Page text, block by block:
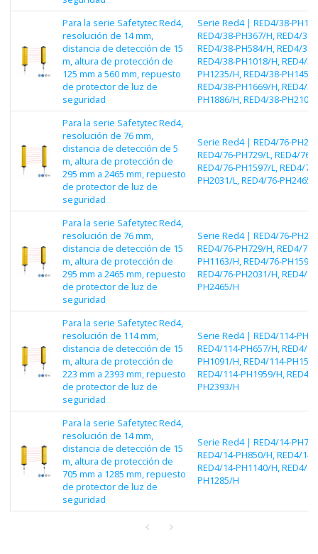
Para la serie Safetytec Red4,
resolución de 14 mm,
distancia de detección de 15
m, altura de protección de
125 mm a 560 mm, repuesto
de protector de luz de
seguridad
Serie Red4 | RED4/38-
RED4/38-PH367/H, RED4/
RED4/38-PH584/H, RED4/
RED4/38-PH1018/H, RED4/
PH1235/H, RED4/38-
RED4/38-PH1669/H, RED4/
PH1886/H, RED4/38-
Para la serie Safetytec Red4,
resolución de 76 mm,
distancia de detección de 5
m, altura de protección de
295 mm a 2465 mm, repuesto
de protector de luz de
seguridad
Serie Red4 | RED4/76-
RED4/76-PH729/L, RED4/76-
RED4/76-PH1597/L, RED4/76-
PH2031/L, RED4/76-PH2465/
Para la serie Safetytec Red4,
resolución de 76 mm,
distancia de detección de 15
m, altura de protección de
295 mm a 2465 mm, repuesto
de protector de luz de
seguridad
Serie Red4 | RED4/76-
RED4/76-PH729/H, RED4/76-
PH1163/H, RED4/76-
RED4/76-PH2031/H, RED4/
PH2465/H
Para la serie Safetytec Red4,
resolución de 114 mm,
distancia de detección de 15
m, altura de protección de
223 mm a 2393 mm, repuesto
de protector de luz de
seguridad
Serie Red4 | RED4/114-
RED4/114-PH657/H, RED4/
PH1091/H, RED4/114-
RED4/114-PH1959/H, RED4/
PH2393/H
Para la serie Safetytec Red4,
resolución de 14 mm,
distancia de detección de 15
m, altura de protección de
705 mm a 1285 mm, repuesto
de protector de luz de
seguridad
Serie Red4 | RED4/14-
RED4/14-PH850/H, RED4/
RED4/14-PH1140/H, RED4/
PH1285/H